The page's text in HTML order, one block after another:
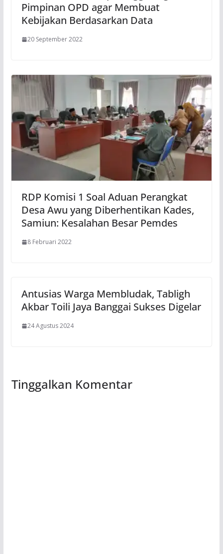
Pimpinan OPD agar Membuat
Kebijakan Berdasarkan Data
20 September 2022
RDP Komisi 1 Soal Aduan Perangkat
Desa Awu yang Diberhentikan Kades,
Samiun: Kesalahan Besar Pemdes
8 Februari 2022
Antusias Warga Membludak, Tabligh
Akbar Toili Jaya Banggai Sukses Digelar
24 Agustus 2024
Tinggalkan Komentar